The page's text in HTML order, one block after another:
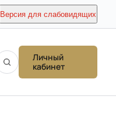
Версия для слабовидящих
Личный
кабинет